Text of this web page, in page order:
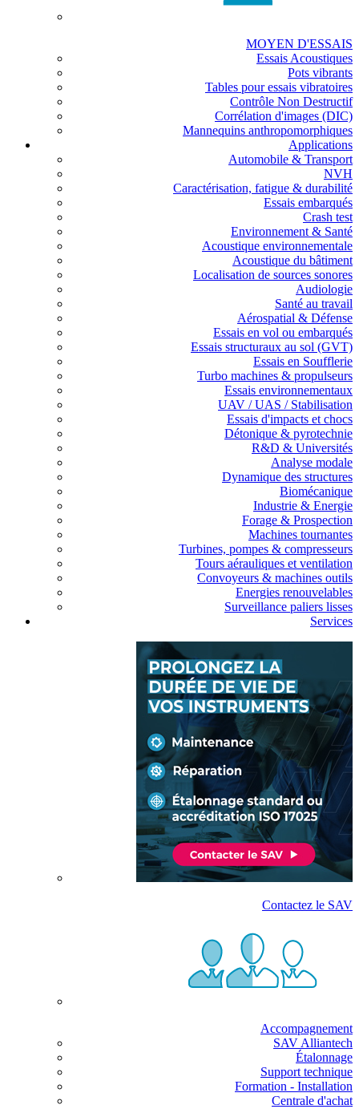
MOYEN D'ESSAIS
Essais Acoustiques
Pots vibrants
Tables pour essais vibratoires
Contrôle Non Destructif
Corrélation d'images (DIC)
Mannequins anthropomorphiques
Applications
Automobile & Transport
NVH
Caractérisation, fatigue & durabilité
Essais embarqués
Crash test
Environnement & Santé
Acoustique environnementale
Acoustique du bâtiment
Localisation de sources sonores
Audiologie
Santé au travail
Aérospatial & Défense
Essais en vol ou embarqués
Essais structuraux au sol (GVT)
Essais en Soufflerie
Turbo machines & propulseurs
Essais environnementaux
UAV / UAS / Stabilisation
Essais d'impacts et chocs
Détonique & pyrotechnie
R&D & Universités
Analyse modale
Dynamique des structures
Biomécanique
Industrie & Energie
Forage & Prospection
Machines tournantes
Turbines, pompes & compresseurs
Tours aérauliques et ventilation
Convoyeurs & machines outils
Energies renouvelables
Surveillance paliers lisses
Services
Contactez le SAV
Accompagnement
SAV Alliantech
Étalonnage
Support technique
Formation - Installation
Centrale d'achat